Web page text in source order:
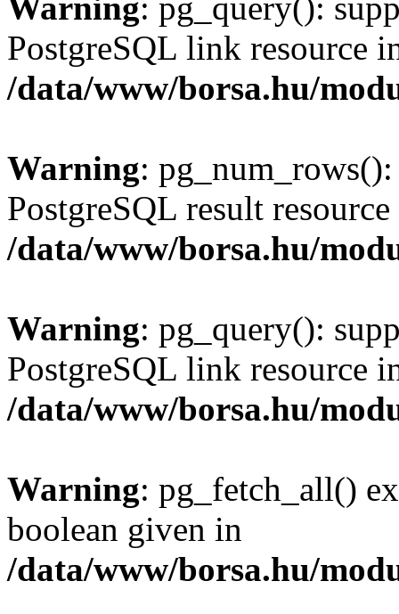
PostgreSQL link resource
/data/www/borsa.hu/
Warning:
PostgreSQL result
/data/www/borsa.hu/
Warning: pg_query():
PostgreSQL link resource
/data/www/borsa.hu/
Warning: pg_fetch_all()
boolean given in
/data/www/borsa.hu/